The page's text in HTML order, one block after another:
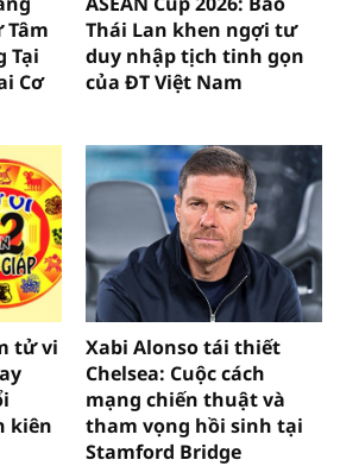
Tâm
Tại
Cơ
Thái Lan khen ngợi tư
duy nhập tịch tinh gọn
của ĐT Việt Nam
tử vi
kiên
Xabi Alonso tái thiết
Chelsea: Cuộc cách
mạng chiến thuật và
tham vọng hồi sinh tại
Stamford Bridge